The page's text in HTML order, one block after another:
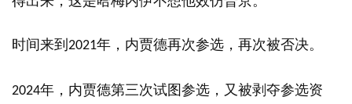
时间来到 2021年，内贾德再次参选，再次被否决。
2024年，内贾德第三次试图参选，又被剥夺参选资